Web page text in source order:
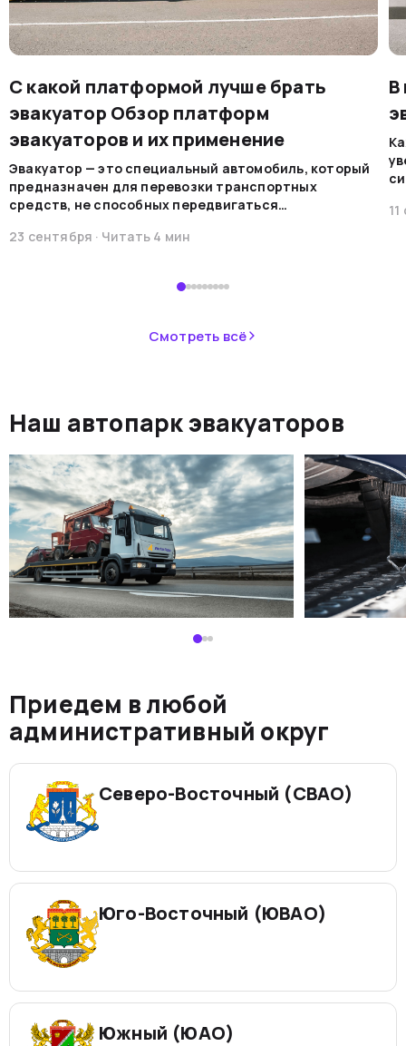
С какой платформой лучше брать
эвакуатор Обзор платформ
эвакуаторов и их применение
Эвакуатор — это специальный автомобиль, который
предназначен для перевозки транспортных
средств, не способных передвигаться
машины обеспечивают безопасную
23 сентября · Читать 4 мин
В
Смотреть всё
Наш автопарк эвакуаторов
Приедем в любой
административный округ
Северо-Восточный (СВАО)
Юго-Восточный (ЮВАО)
Южный (ЮАО)